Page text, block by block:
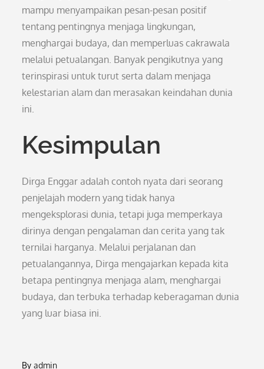
mampu menyampaikan pesan-pesan positif
tentang pentingnya menjaga lingkungan,
menghargai budaya, dan memperluas cakrawala
melalui petualangan. Banyak pengikutnya yang
terinspirasi untuk turut serta dalam menjaga
kelestarian alam dan merasakan keindahan dunia
ini.
Kesimpulan
Dirga Enggar adalah contoh nyata dari seorang
penjelajah modern yang tidak hanya
mengeksplorasi dunia, tetapi juga memperkaya
dirinya dengan pengalaman dan cerita yang tak
ternilai harganya. Melalui perjalanan dan
petualangannya, Dirga mengajarkan kepada kita
betapa pentingnya menjaga alam, menghargai
budaya, dan terbuka terhadap keberagaman dunia
yang luar biasa ini.
Byadmin